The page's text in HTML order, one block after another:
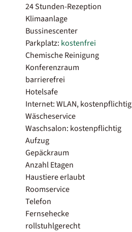
24 Stunden-Rezeption
Klimaanlage
Bussinescenter
Parkplatz: kostenfrei
Chemische Reinigung
Konferenzraum
barrierefrei
Hotelsafe
Internet: WLAN, kostenpflichtig
Wäscheservice
Waschsalon: kostenpflichtig
Aufzug
Gepäckraum
Anzahl Etagen
Haustiere erlaubt
Roomservice
Telefon
Fernsehecke
rollstuhlgerecht